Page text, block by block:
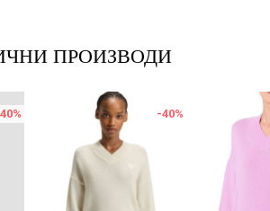
ПРОИЗВОДИ
% -40%